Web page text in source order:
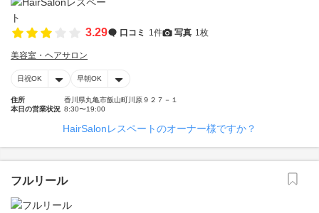
3.29 口コミ 1件 写真 1枚
美容室・ヘアサロン
日祝OK 早朝OK
住所
香川県丸亀市飯山町川原９２７－１
本日の営業状況 8:30〜19:00
HairSalonレスペートのオーナー様ですか？
フルリール